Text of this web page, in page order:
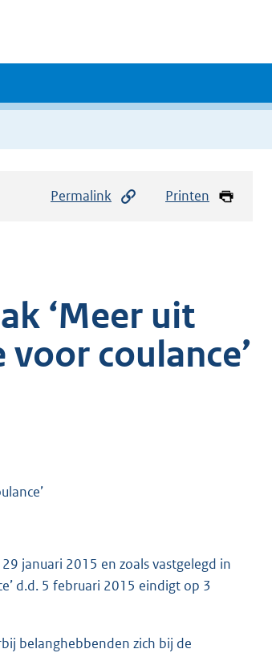
Permalink Printen
‘Meer uit
coulance’
januari 2015 en zoals vastgelegd in
d.d. 5 februari 2015 eindigt op 3
belanghebbenden zich bij de